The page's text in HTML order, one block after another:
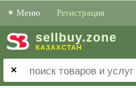
✶ Меню Регистрация
sell buy.zone
КАЗАХСТАН
✕